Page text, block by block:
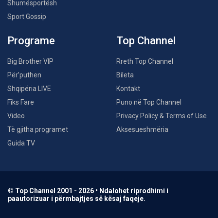
Shumësportësh
Sport Gossip
Programe
Big Brother VIP
Për’puthen
Shqipëria LIVE
Fiks Fare
Video
Të gjitha programet
Guida TV
Top Channel
Rreth Top Channel
Bileta
Kontakt
Puno në Top Channel
Privacy Policy & Terms of Use
Aksesueshmëria
© Top Channel 2001 - 2026 • Ndalohet riprodhimi i
paautorizuar i përmbajtjes së kësaj faqeje.